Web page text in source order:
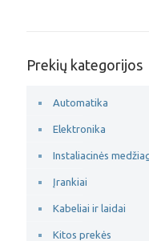
Prekių kategorijos
Automatika
Elektronika
Instaliacinės
Įrankiai
Kabeliai ir laidai
Kitos prekės